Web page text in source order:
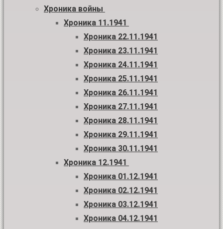
Хроника войны
Хроника 11.1941
Хроника 22.11.1941
Хроника 23.11.1941
Хроника 24.11.1941
Хроника 25.11.1941
Хроника 26.11.1941
Хроника 27.11.1941
Хроника 28.11.1941
Хроника 29.11.1941
Хроника 30.11.1941
Хроника 12.1941
Хроника 01.12.1941
Хроника 02.12.1941
Хроника 03.12.1941
Хроника 04.12.1941